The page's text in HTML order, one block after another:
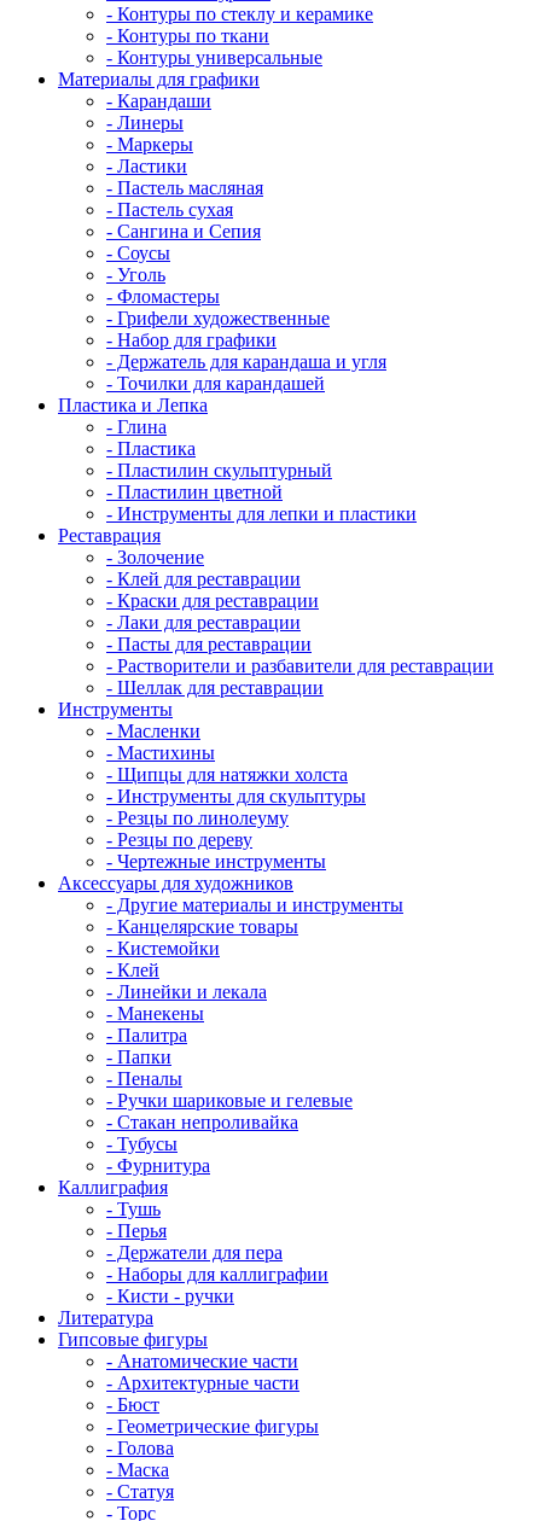
- Контуры по стеклу и керамике
- Контуры по ткани
- Контуры универсальные
Материалы для графики
- Карандаши
- Линеры
- Маркеры
- Ластики
- Пастель масляная
- Пастель сухая
- Сангина и Сепия
- Соусы
- Уголь
- Фломастеры
- Грифели художественные
- Набор для графики
- Держатель для карандаша и угля
- Точилки для карандашей
Пластика и Лепка
- Глина
- Пластика
- Пластилин скульптурный
- Пластилин цветной
- Инструменты для лепки и пластики
Реставрация
- Золочение
- Клей для реставрации
- Краски для реставрации
- Лаки для реставрации
- Пасты для реставрации
- Растворители и разбавители для реставрации
- Шеллак для реставрации
Инструменты
- Масленки
- Мастихины
- Щипцы для натяжки холста
- Инструменты для скульптуры
- Резцы по линолеуму
- Резцы по дереву
- Чертежные инструменты
Аксессуары для художников
- Другие материалы и инструменты
- Канцелярские товары
- Кистемойки
- Клей
- Линейки и лекала
- Манекены
- Палитра
- Папки
- Пеналы
- Ручки шариковые и гелевые
- Стакан непроливайка
- Тубусы
- Фурнитура
Каллиграфия
- Тушь
- Перья
- Держатели для пера
- Наборы для каллиграфии
- Кисти - ручки
Литература
Гипсовые фигуры
- Анатомические части
- Архитектурные части
- Бюст
- Геометрические фигуры
- Голова
- Маска
- Статуя
- Торс